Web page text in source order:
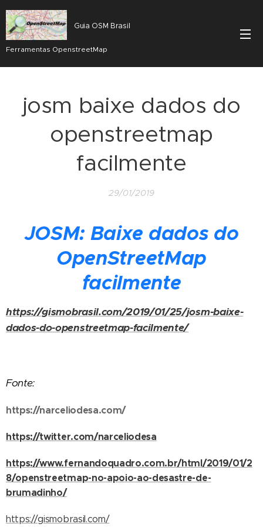
Guia OSM Brasil
Ferramentas OpenstreetMap
josm baixe dados do
openstreetmap
facilmente
29/01/2019
JOSM: Baixe dados do
OpenStreetMap
facilmente
https://gismobrasil.com/2019/01/25/josm-baixe-
dados-do-openstreetmap-facilmente/
Fonte:
https://narceliodesa.com/
https://twitter.com/narceliodesa
https://www.fernandoquadro.com.br/html/2019/01/2
8/openstreetmap-no-apoio-ao-desastre-de-
brumadinho/
https://gismobrasil.com/